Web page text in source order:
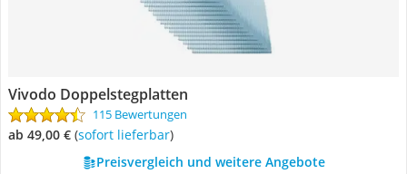
Vivodo Doppelstegplatten
115 Bewertungen
ab 49,00 € ( Sofort lieferbar)
Preisvergleich und weitere Angebote